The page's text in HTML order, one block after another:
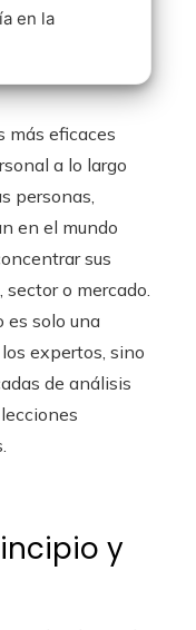
en la
más eficaces
a lo largo
personas,
en el mundo
sus
o mercado.
es solo una
expertos, sino
de análisis
y